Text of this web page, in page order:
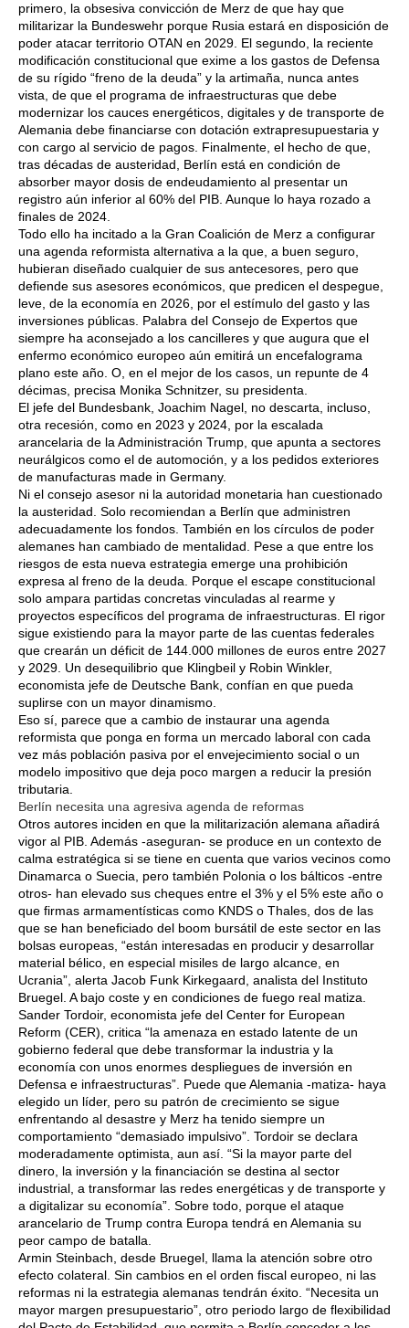
primero, la obsesiva convicción de Merz de que hay que
militarizar la Bundeswehr porque Rusia estará en disposición de
poder atacar territorio OTAN en 2029. El segundo, la reciente
modificación constitucional que exime a los gastos de Defensa
de su rígido “freno de la deuda” y la artimaña, nunca antes
vista, de que el programa de infraestructuras que debe
modernizar los cauces energéticos, digitales y de transporte de
Alemania debe financiarse con dotación extrapresupuestaria y
con cargo al servicio de pagos. Finalmente, el hecho de que,
tras décadas de austeridad, Berlín está en condición de
absorber mayor dosis de endeudamiento al presentar un
registro aún inferior al 60% del PIB. Aunque lo haya rozado a
finales de 2024.
Todo ello ha incitado a la Gran Coalición de Merz a configurar
una agenda reformista alternativa a la que, a buen seguro,
hubieran diseñado cualquier de sus antecesores, pero que
defiende sus asesores económicos, que predicen el despegue,
leve, de la economía en 2026, por el estímulo del gasto y las
inversiones públicas. Palabra del Consejo de Expertos que
siempre ha aconsejado a los cancilleres y que augura que el
enfermo económico europeo aún emitirá un encefalograma
plano este año. O, en el mejor de los casos, un repunte de 4
décimas, precisa Monika Schnitzer, su presidenta.
El jefe del Bundesbank, Joachim Nagel, no descarta, incluso,
otra recesión, como en 2023 y 2024, por la escalada
arancelaria de la Administración Trump, que apunta a sectores
neurálgicos como el de automoción, y a los pedidos exteriores
de manufacturas made in Germany.
Ni el consejo asesor ni la autoridad monetaria han cuestionado
la austeridad. Solo recomiendan a Berlín que administren
adecuadamente los fondos. También en los círculos de poder
alemanes han cambiado de mentalidad. Pese a que entre los
riesgos de esta nueva estrategia emerge una prohibición
expresa al freno de la deuda. Porque el escape constitucional
solo ampara partidas concretas vinculadas al rearme y
proyectos específicos del programa de infraestructuras. El rigor
sigue existiendo para la mayor parte de las cuentas federales
que crearán un déficit de 144.000 millones de euros entre 2027
y 2029. Un desequilibrio que Klingbeil y Robin Winkler,
economista jefe de Deutsche Bank, confían en que pueda
suplirse con un mayor dinamismo.
Eso sí, parece que a cambio de instaurar una agenda
reformista que ponga en forma un mercado laboral con cada
vez más población pasiva por el envejecimiento social o un
modelo impositivo que deja poco margen a reducir la presión
tributaria.
Berlín necesita una agresiva agenda de reformas
Otros autores inciden en que la militarización alemana añadirá
vigor al PIB. Además -aseguran- se produce en un contexto de
calma estratégica si se tiene en cuenta que varios vecinos como
Dinamarca o Suecia, pero también Polonia o los bálticos -entre
otros- han elevado sus cheques entre el 3% y el 5% este año o
que firmas armamentísticas como KNDS o Thales, dos de las
que se han beneficiado del boom bursátil de este sector en las
bolsas europeas, “están interesadas en producir y desarrollar
material bélico, en especial misiles de largo alcance, en
Ucrania”, alerta Jacob Funk Kirkegaard, analista del Instituto
Bruegel. A bajo coste y en condiciones de fuego real matiza.
Sander Tordoir, economista jefe del Center for European
Reform (CER), critica “la amenaza en estado latente de un
gobierno federal que debe transformar la industria y la
economía con unos enormes despliegues de inversión en
Defensa e infraestructuras”. Puede que Alemania -matiza- haya
elegido un líder, pero su patrón de crecimiento se sigue
enfrentando al desastre y Merz ha tenido siempre un
comportamiento “demasiado impulsivo”. Tordoir se declara
moderadamente optimista, aun así. “Si la mayor parte del
dinero, la inversión y la financiación se destina al sector
industrial, a transformar las redes energéticas y de transporte y
a digitalizar su economía”. Sobre todo, porque el ataque
arancelario de Trump contra Europa tendrá en Alemania su
peor campo de batalla.
Armin Steinbach, desde Bruegel, llama la atención sobre otro
efecto colateral. Sin cambios en el orden fiscal europeo, ni las
reformas ni la estrategia alemanas tendrán éxito. “Necesita un
mayor margen presupuestario”, otro periodo largo de flexibilidad